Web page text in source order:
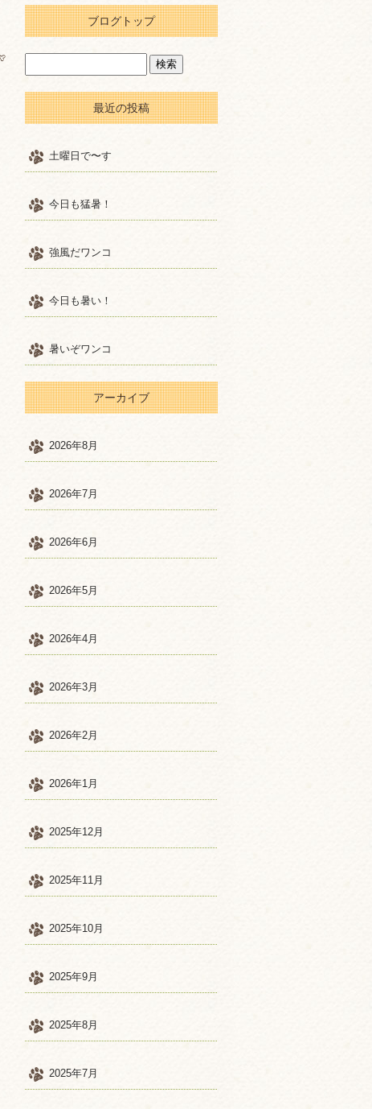
ブログトップ
最近の投稿
土曜日で〜す
今日も猛暑！
強風だワンコ
今日も暑い！
暑いぞワンコ
アーカイブ
2026年8月
2026年7月
2026年6月
2026年5月
2026年4月
2026年3月
2026年2月
2026年1月
2025年12月
2025年11月
2025年10月
2025年9月
2025年8月
2025年7月